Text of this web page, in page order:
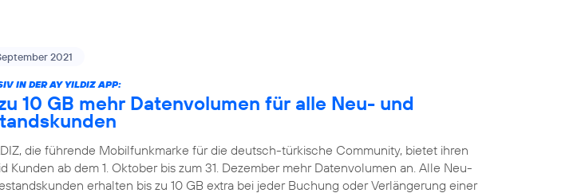
2021
IN DER AY YILDIZ APP:
10 GB mehr Datenvolumen für alle Neu- und
die führende Mobilfunkmarke für die deutsch-türkische Community, bietet ihren
Kunden ab dem 1. Oktober bis zum 31. Dezember mehr Datenvolumen an. Alle Neu-
erhalten bis zu 10 GB extra bei jeder Buchung oder Verlängerung einer